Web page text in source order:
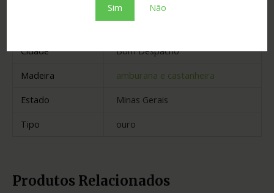
Sim Não
Cidade
Bom Despacho
Madeira
amburana e castanheira
Estado
Minas Gerais
Tipo
ouro
Produtos Relacionados